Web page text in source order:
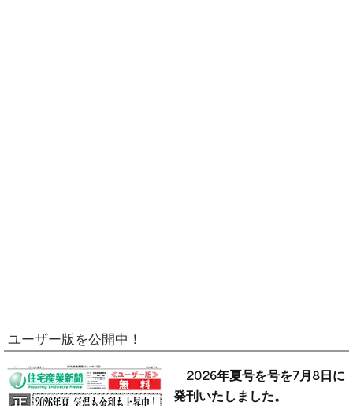
ユーザー版を公開中！
2026年夏号を号を7月8日に
発刊いたしました。